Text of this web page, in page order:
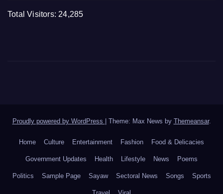
Total Visitors: 24,285
Proudly powered by WordPress Theme: Max News by Themeansar.
Home Culture Entertainment Fashion Food & Delicacies
Government Updates Health Lifestyle News Poems
Politics Sample Page Sayaw Sectoral News Songs Sports